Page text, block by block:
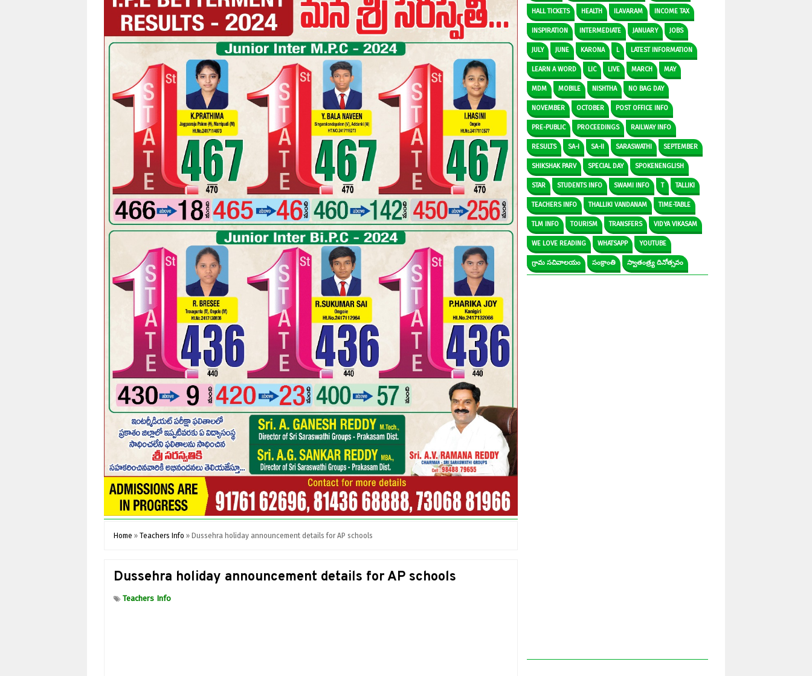
Home » Teachers Info » Dussehra holiday announcement details for AP schools
Dussehra holiday announcement details for AP schools
Teachers Info
HALL TICKETS HEALTH ILAVARAM INCOME TAX
INSPIRATION INTERMEDIATE JANUARY JOBS
JULY JUNE KARONA L LATEST INFORMATION
LEARN A WORD LIC LIVE MARCH MAY
MDM MOBILE NISHTHA NO BAG DAY
NOVEMBER OCTOBER POST OFFICE INFO
PRE-PUBLIC PROCEEDINGS RAILWAY INFO
RESULTS SA-I SA-II SARASWATHI SEPTEMBER
SHIKSHAK PARV SPECIAL DAY SPOKENENGLISH
STAR STUDENTS INFO SWAMI INFO T TALLIKI
TEACHERS INFO THALLIKI VANDANAM TIME-TABLE
TLM INFO TOURISM TRANSFERS VIDYA VIKASAM
WE LOVE READING WHATSAPP YOUTUBE
గ్రామ సచివాలయం సంక్రాంతి స్వాతంత్ర్య దినోత్సవం